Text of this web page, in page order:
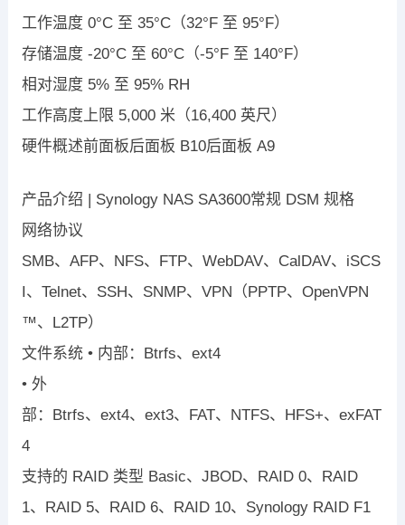
工作温度 0°C 至 35°C（32° F 至 95° F）
存储温度 -20°C 至 60°C（-5° F 至 140° F）
相对湿度 5% 至 95% RH
工作高度上限 5,000 米（16,400 英尺）
硬件概述前面板后面板 B10后面板 A9
产品介绍 Synology NAS SA3600常规 DSM 规格
网络协议
SMB、 AFP、 NFS、 FTP、 WebDAV、 CalDAV、 iSCS
、 Telnet、 SSH、 SNMP、 VPN （ PPTP、 OpenVPN
™、 L2TP）
文件系统 • 内部： Btrfs、 ext4
• 外
部：
Btrfs、 ext4、 ext3、 FAT、 NTFS、 HFS+、 exFAT
4
支持的 RAID 类型 Basic、 JBOD、 RAID 0、
RAID
1、 RAID 5、 RAID 6、 RAID 10、 Synology RAID F1